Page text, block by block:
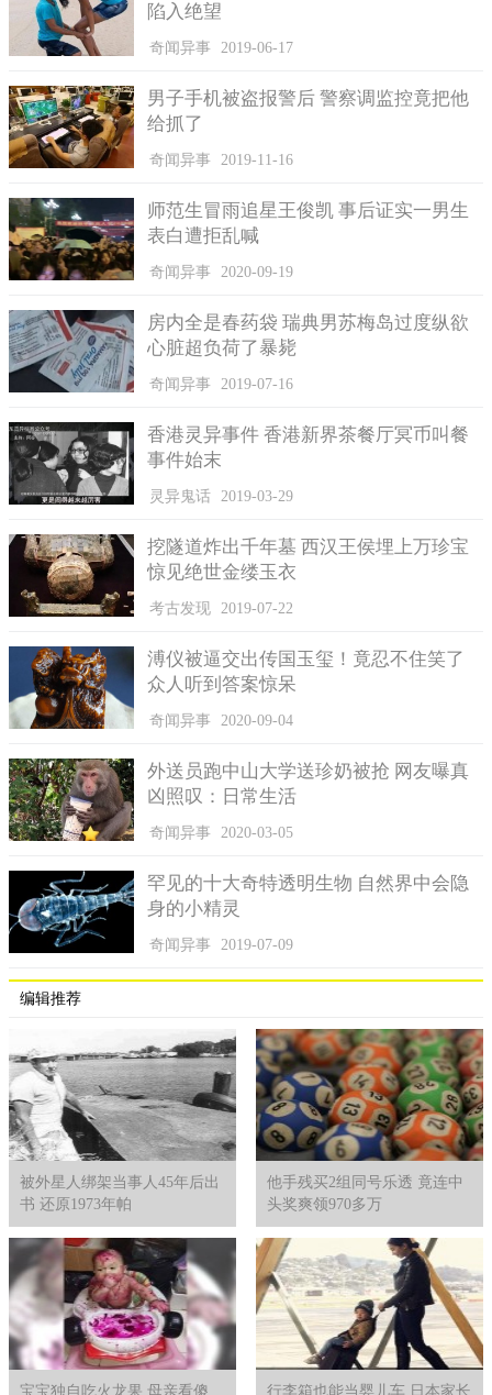
王某，之后又在巴南区一举拿下了负责偷盗的周某，在现场民警
查获了长约2.6千米的被盗电缆线，保守估计约值有6万多元。
了负责销购这些偷来电缆的谭某。民警分别对他们四人进行问
话，他们均承认自己使用夹线钳等一些相关的工具对路边上的井
盖内路灯电缆线进行盗窃，又将所得的赃物买给谭某。现如今，
件仍需做详细的审理。
民警告诫大家，违法的事做不得，所谓天网恢恢疏而不漏，
不能做的事情切莫以身作则。狐狸再奸诈，也抵不过聪明的猎
对此民警们一定会严加管控，对这类行为严厉打击，同时市民朋
友们一定要提高警惕，做好防护措施，不给犯罪分子留下一点点
作案的机会。
陷入绝望
奇闻异事 2019-06-17
男子手机被盗报警后 警察调监控竟把他
给抓了
奇闻异事 2019-11-16
师范生冒雨追星王俊凯 事后证实一男生
表白遭拒乱喊
奇闻异事 2020-09-19
房内全是春药袋 瑞典男苏梅岛过度纵欲
心脏超负荷了暴毙
奇闻异事 2019-07-16
香港灵异事件 香港新界茶餐厅冥币叫餐
事件始末
灵异鬼话 2019-03-29
挖隧道炸出千年墓 西汉王侯埋上万珍宝
惊见绝世金缕玉衣
考古发现 2019-07-22
溥仪被逼交出传国玉玺！竟忍不住笑了
众人听到答案惊呆
奇闻异事 2020-09-04
外送员跑中山大学送珍奶被抢 网友曝真
凶照叹：日常生活
奇闻异事 2020-03-05
罕见的十大奇特透明生物 自然界中会隐
身的小精灵
奇闻异事 2019-07-09
编辑推荐
被外星人绑架当事人45年后出
书 还原1973年帕
他手残买2组同号乐透 竟连中
头奖爽领970多万
宝宝独自吃火龙果 母亲看傻 行李箱也能当婴儿车 日本家长